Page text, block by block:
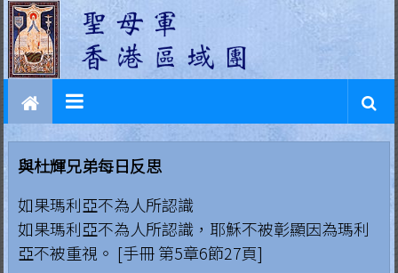
Skip
to
content
L
e
g
i
o
n
o
與杜輝兄弟每日反思
如果瑪利亞不為人所認識
如果瑪利亞不為人所認識，耶穌不被彰顯因為瑪利
亞不被重視。 [手冊 第5章6節27頁]